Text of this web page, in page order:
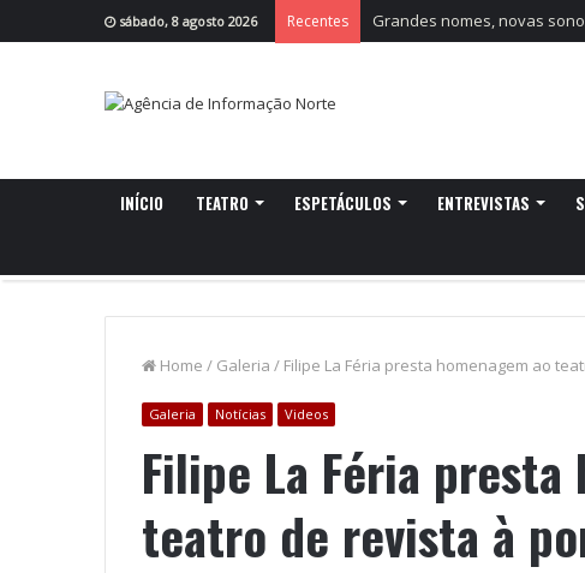
sábado, 8 agosto 2026 Recentes Grandes nomes, novas
INÍCIO TEATRO ESPETÁCULOS ENTREVISTAS
Home / Galeria / Filipe La Féria presta homenagem ao
Galeria Notícias Videos
Filipe La Féria presta
teatro de revista à